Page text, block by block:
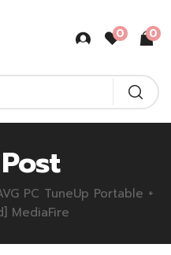
0 0
PC TuneUp Portable +
MediaFire